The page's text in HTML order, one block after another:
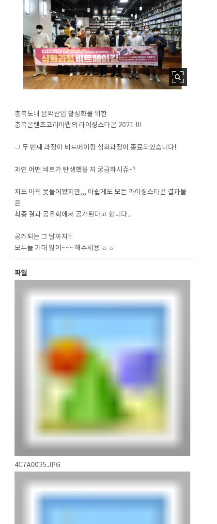
충북도내 음악산업 활성화를 위한
충북콘텐츠코리아랩의 라이징스타콘 2021 !!!
그 두 번째 과정이 비트메이킹 심화과정이 종료되었습니다!
과연 어떤 비트가 탄생했을 지 궁금하시쥬~?
저도 아직 못들어봤지만,,, 아쉽게도 모든 라이징스타콘 결과물
은
최종 결과 공유회에서 공개된다고 합니다...
공개되는 그 날까지!!
모두들 기대 많이~~~ 해주세용 ㅎㅎ
파일
4C7A0025.JPG